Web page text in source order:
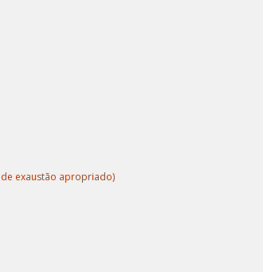
exaustão apropriado)